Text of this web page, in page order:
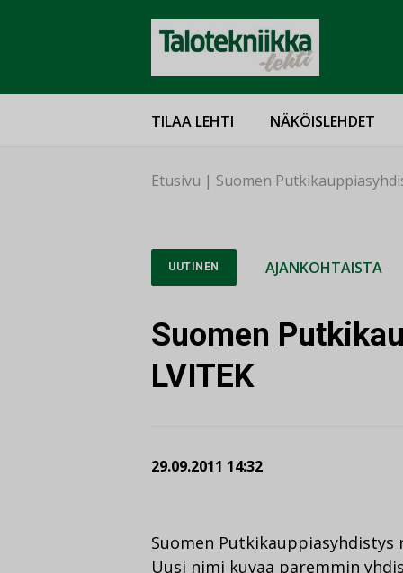
TILAA LEHTI NÄKÖISLEHDET
Etusivu | Suomen
UUTINEN AJANKOHTAISTA
Suomen
LVITEK
29.09.2011 14:32
Suomen
Uusi nimi kuvaa paremmin